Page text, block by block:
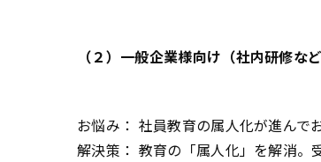
（２）一般企業様向け（社内研修など
お悩み： 社員教育の属人化が進ん
解決策： 教育の「属人化」を解消。